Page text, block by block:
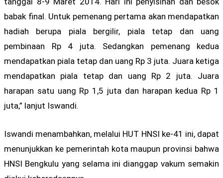
babak final. Untuk pemenang pertama akan mendapatkan
hadiah berupa piala bergilir, piala tetap dan uang
pembinaan Rp 4 juta. Sedangkan pemenang kedua
mendapatkan piala tetap dan uang Rp 3 juta. Juara ketiga
mendapatkan piala tetap dan uang Rp 2 juta. Juara
harapan satu uang Rp 1,5 juta dan harapan kedua Rp 1
juta,” lanjut Iswandi.
Iswandi menambahkan, melalui HUT HNSI ke-41 ini, dapat
menunjukkan ke pemerintah kota maupun provinsi bahwa
HNSI Bengkulu yang selama ini dianggap vakum semakin